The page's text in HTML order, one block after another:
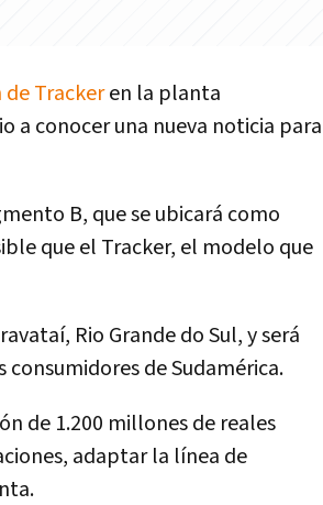
de Trackeren la planta
a conocer una nueva noticia para
B, que se ubicará como
que el Tracker, el modelo que
Rio Grande do Sul, y será
de Sudamérica.
de 1.200 millones de reales
adaptar la línea de